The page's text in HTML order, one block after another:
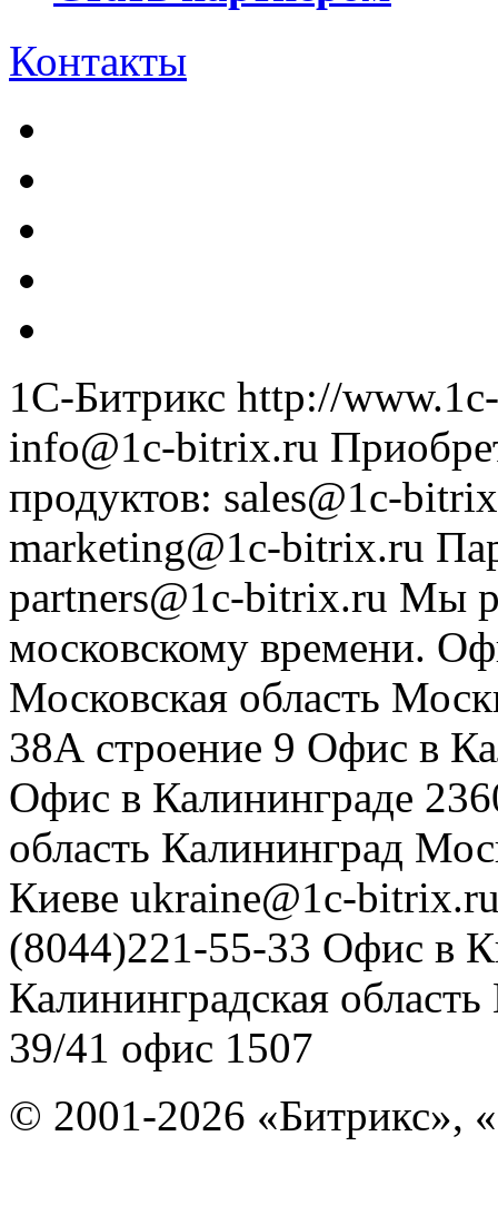
Контакты
1С-Битрикс http://
info@1c-bitrix.ru
продуктов: sales@1c-
marketing@1c-bitrix.ru
partners@1c-bitrix.ru Мы
московскому времени.
Московская область
38А строение 9 Офис в
Офис в Калининграде
область Калининград
Киеве ukraine@1c-
(8044)221-55-33 Офис в
Калининградская область
39/41 офис 1507
© 2001-2026 «Битрикс»,